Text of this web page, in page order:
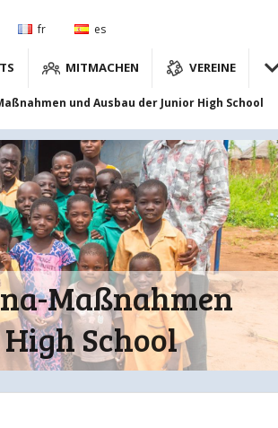
fr es
MITMACHEN VEREINE
und Ausbau der Junior High School
Maßnahmen
School